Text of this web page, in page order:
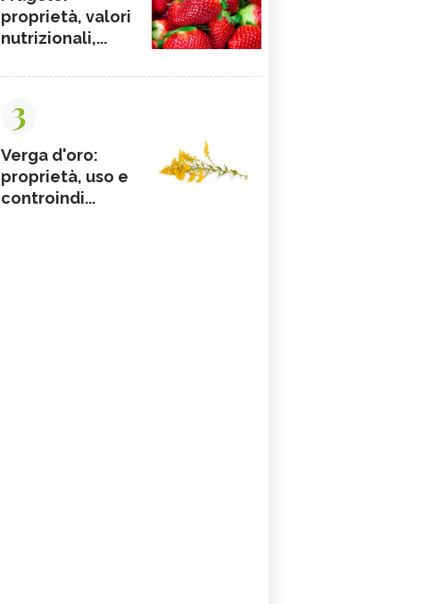
proprietà, valori
nutrizionali,...
3
Verga d'oro:
proprietà, uso e
controindi...